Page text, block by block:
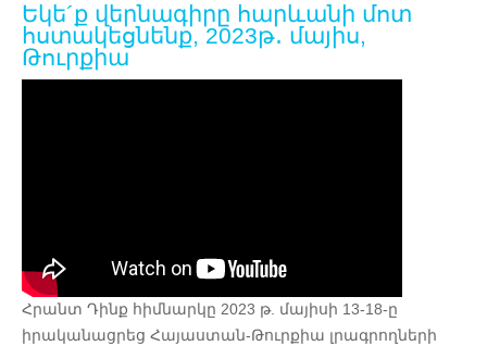
Եկե´ք վերնագիրը հարևանի մոտ
հստակեցնենք, 2023թ․ մայիս,
Թուրքիա
Հրանտ Դինք հիմնարկը 2023 թ. մայիսի 13-18-ը
իրականացրեց Հայաստան-Թուրքիա լրագրողների